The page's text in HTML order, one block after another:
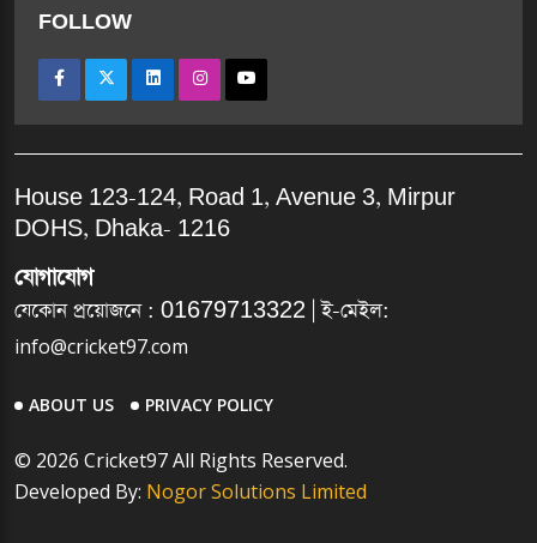
FOLLOW
House 123-124, Road 1, Avenue 3, Mirpur
DOHS, Dhaka- 1216
যোগাযোগ
যেকোন প্রয়োজনে : 01679713322 | ই-মেইল:
info@cricket97.com
ABOUT US PRIVACY POLICY
© 2026 Cricket97 All Rights Reserved.
Developed By: Nogor Solutions Limited